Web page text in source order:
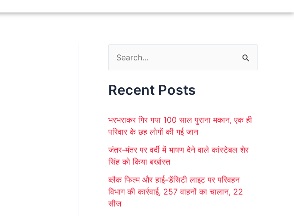
a
c
f
r
:
Recent Posts
भरभराकर गिर गया 100 साल पुराना मकान, एक ही
परिवार के छह लोगों की गई जान
जंतर-मंतर पर वर्दी में भाषण देने वाले कांस्टेबल शेर
सिंह को किया बर्खास्त
ब्लैक फिल्म और हाई-डेंसिटी लाइट पर परिवहन
विभाग की कार्रवाई, 257 वाहनों का चालान, 22
सीज